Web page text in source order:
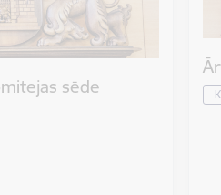
sēde